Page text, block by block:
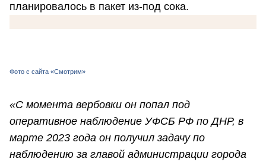
планировалось в пакет из-под сока.
Фото с сайта «Смотрим»
«С момента вербовки он попал под
оперативное наблюдение УФСБ РФ по ДНР, в
марте 2023 года он получил задачу по
наблюдению за главой администрации города